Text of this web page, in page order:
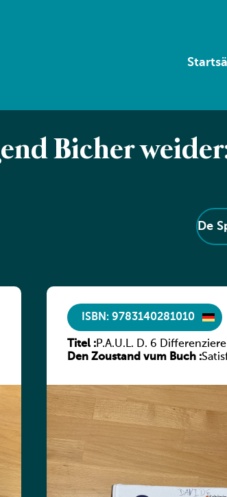
Bicher
De
ISBN: 9783140281010
Titel :P.A.U.L. D. 6
Ausgabe
Den Zoustand vum Buch :